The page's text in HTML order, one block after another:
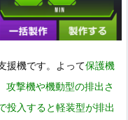
援機です。よって保護機
撃機や機動型の排出さ
投入すると軽装型が排出